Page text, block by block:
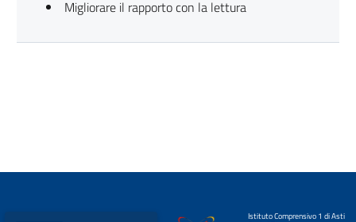
Migliorare il rapporto con la lettura
Istituto Comprensivo 1 di Asti